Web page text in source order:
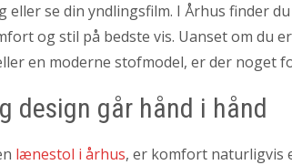
eller se din yndlingsfilm. I Århus finder
og stil på bedste vis. Uanset om du
en moderne stofmodel, er der noget
design går hånd i hånd
lænestol i århus, er komfort naturligvis